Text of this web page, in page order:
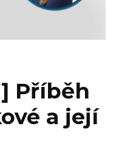
Příběh
a její